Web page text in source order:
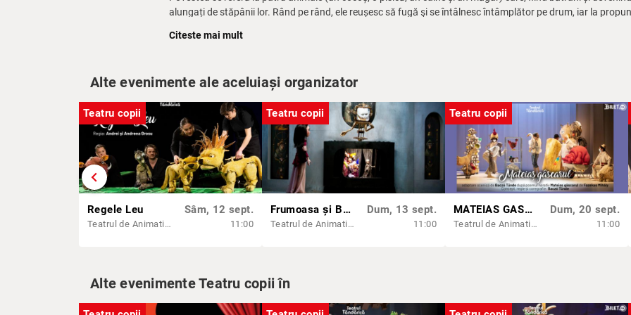
alungați de stăpânii lor. Rând pe rând, ele reușesc să fugă şi se întâlnesc întâmplător pe drum, iar la
unor tâlhari. Cele patru animale reușesc să-i sperie pe hoți, urcându-se unul pe spatele celuilalt și cântând
Citeste mai mult
Alte evenimente ale aceluiași organizator
chevron_left
Teatru copii
Regele Leu
Teatrul de Animatie Țăndărică - Sala Lahovari
Sâm, 12 sept.
11:00
Teatru copii
Frumoasa și Bestia
Teatrul de Animatie Țăndărică - Sala Lahovari
Dum, 13 sept.
11:00
Teatru copii
MATEIAS GASCARUL
Teatrul de Animatie Țăndărică - Sala Lahovari
Dum, 20 sept.
11:00
Alte evenimente Teatru copii în